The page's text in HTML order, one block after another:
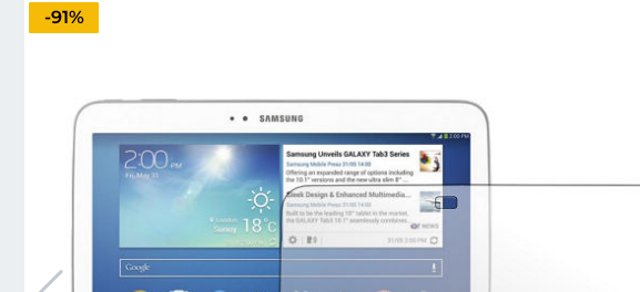
Priset är nedsatt med
-91%